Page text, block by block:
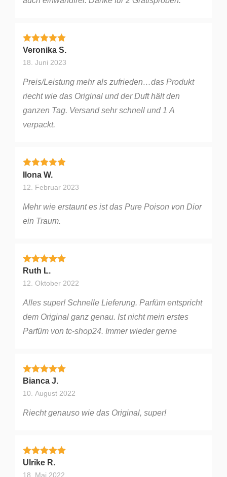
Bewertet mit
Veronika S.
18. Juni 2023
Preis/Leistung mehr als zufrieden…das Produkt
riecht wie das Original und der Duft hält den
ganzen Tag. Versand sehr schnell und 1 A
verpackt.
Bewertet mit
Ilona W.
12. Februar 2023
Mehr wie erstaunt es ist das Pure Poison von Dior
ein Traum.
Bewertet mit
Ruth L.
12. Oktober 2022
Alles super! Schnelle Lieferung. Parfüm entspricht
dem Original ganz genau. Ist nicht mein erstes
Parfüm von tc-shop24. Immer wieder gerne
Bewertet mit
Bianca J.
10. August 2022
Riecht genauso wie das Original, super!
Bewertet mit
Ulrike R.
18. Mai 2022